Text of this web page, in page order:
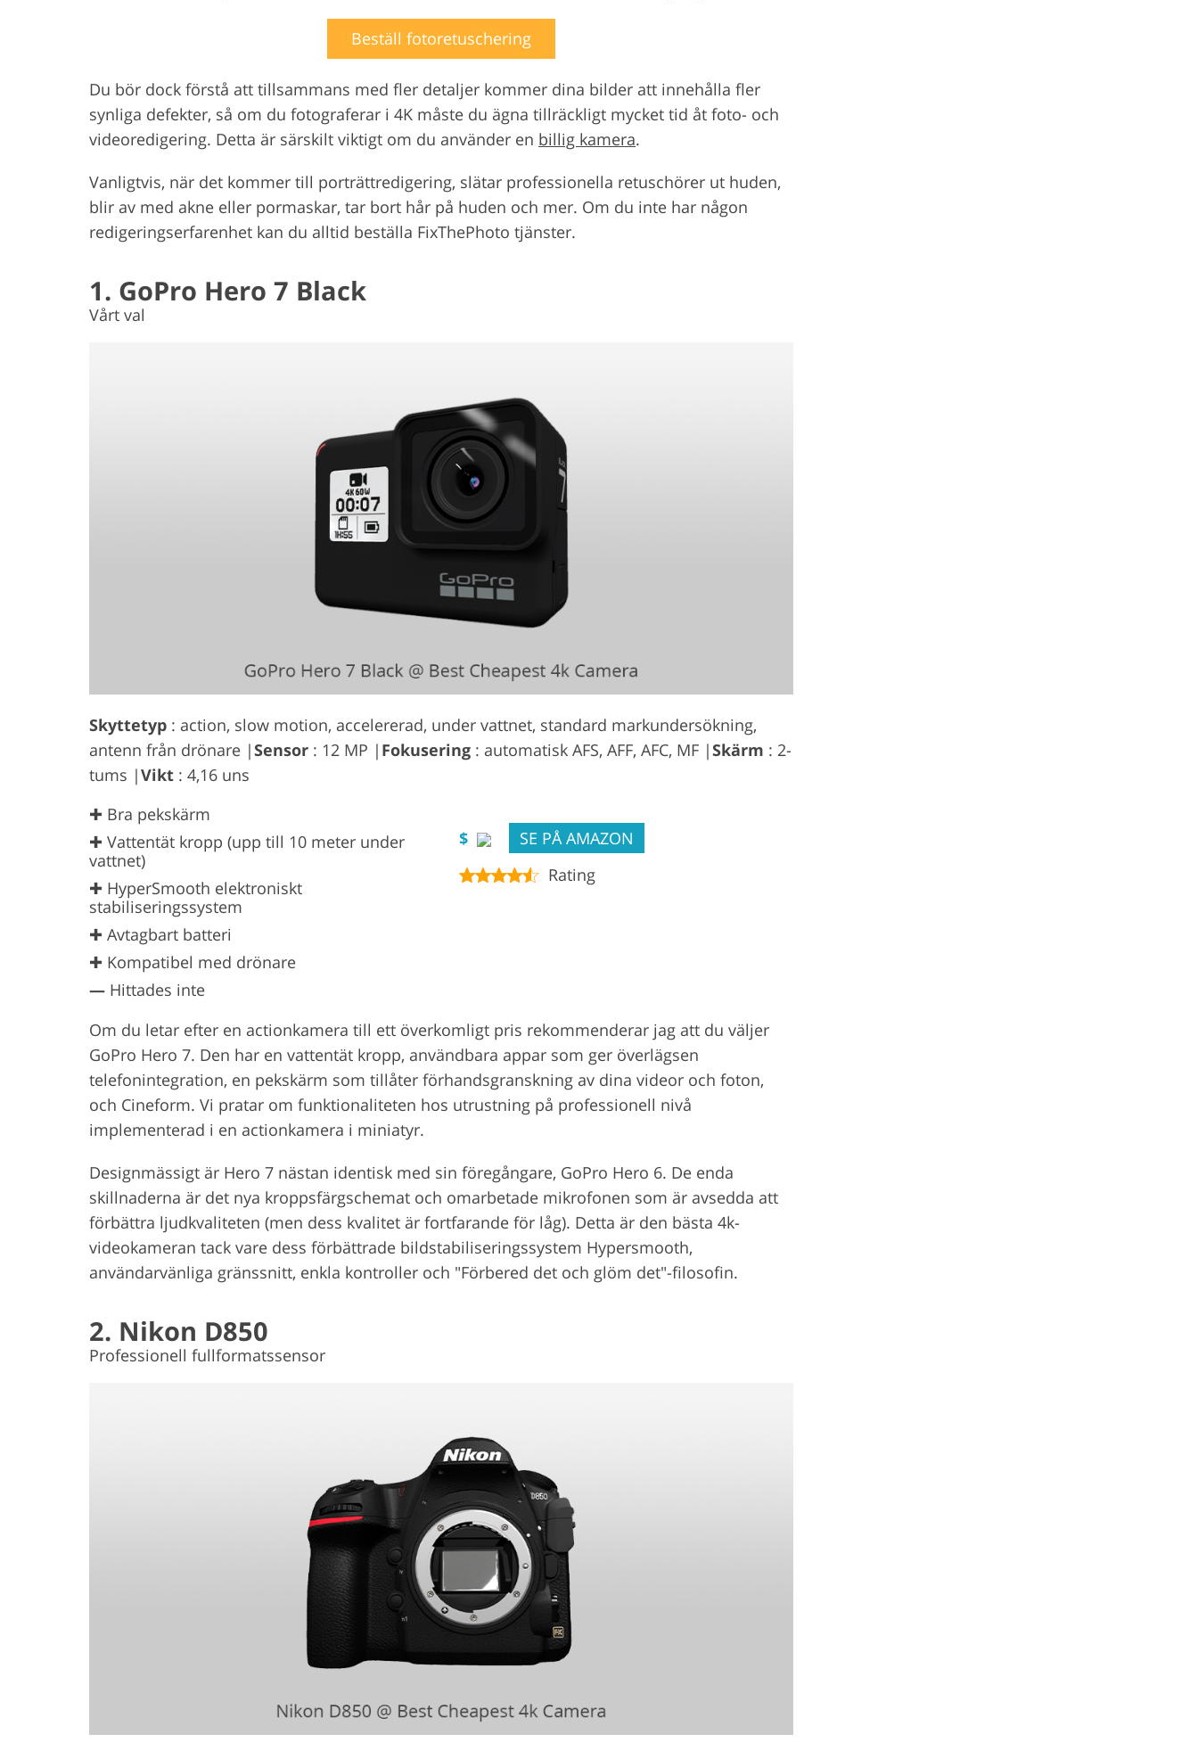
Beställ fotoretuschering
Du bör dock förstå att tillsammans med fler detaljer kommer dina bilder att innehålla fler
synliga defekter, så om du fotograferar i 4K måste du ägna tillräckligt mycket tid åt foto- och
videoredigering. Detta är särskilt viktigt om du använder en billig kamera.
Vanligtvis, när det kommer till porträttredigering, slätar professionella retuschörer ut huden,
blir av med akne eller pormaskar, tar bort hår på huden och mer. Om du inte har någon
redigeringserfarenhet kan du alltid beställa FixThePhoto tjänster.
1. GoPro Hero 7 Black
Vårt val
Skyttetyp : action, slow motion, accelererad, under vattnet, standard markundersökning,
antenn från drönare |Sensor : 12 MP | Fokusering : automatisk AFS, AFF, AFC, MF |Skärm : 2-
tums |Vikt : 4,16 uns
✚ Bra pekskärm
✚ Vattentät kropp (upp till 10 meter under
vattnet)
✚ HyperSmooth elektroniskt
stabiliseringssystem
✚ Avtagbart batteri
✚ Kompatibel med drönare
— Hittades inte
$
SE PÅ AMAZON
Rating
Om du letar efter en actionkamera till ett överkomligt pris rekommenderar jag att du väljer
GoPro Hero 7. Den har en vattentät kropp, användbara appar som ger överlägsen
telefonintegration, en pekskärm som tillåter förhandsgranskning av dina videor och foton,
och Cineform. Vi pratar om funktionaliteten hos utrustning på professionell nivå
implementerad i en actionkamera i miniatyr.
Designmässigt är Hero 7 nästan identisk med sin föregångare, GoPro Hero 6. De enda
skillnaderna är det nya kroppsfärgschemat och omarbetade mikrofonen som är avsedda att
förbättra ljudkvaliteten (men dess kvalitet är fortfarande för låg). Detta är den bästa 4k-
videokameran tack vare dess förbättrade bildstabiliseringssystem Hypersmooth,
användarvänliga gränssnitt, enkla kontroller och "Förbered det och glöm det"-filosofin.
2. Nikon D850
Professionell fullformatssensor